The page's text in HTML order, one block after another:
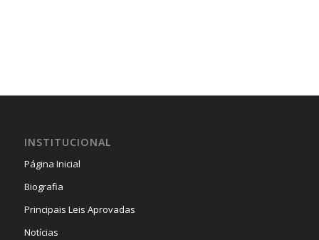
INSTITUCIONAL
Página Inicial
Biografia
Principais Leis Aprovadas
Notícias